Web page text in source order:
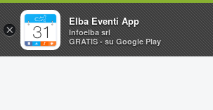
Home
×
Elba Eventi App
Infoelba srl
GRATIS - su Google Play